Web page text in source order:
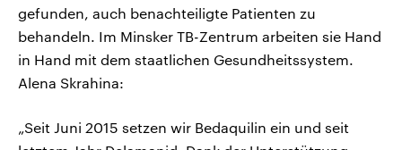
gefunden, auch benachteiligte Patienten zu
behandeln. Im Minsker TB-Zentrum arbeiten sie Hand
in Hand mit dem staatlichen Gesundheitssystem.
Alena Skrahina:
„Seit Juni 2015 setzen wir Bedaquilin ein und seit